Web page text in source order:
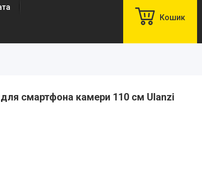
Кошик
смартфона камери 110 см Ulanzi